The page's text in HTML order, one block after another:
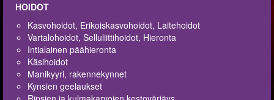
HOIDOT
Kasvohoidot, Erikoiskasvohoidot, Laitehoidot
Vartalohoidot, Selluliittihoidot, Hieronta
Intialainen päähieronta
Käsihoidot
Manikyyri, rakennekynnet
Kynsien geelaukset